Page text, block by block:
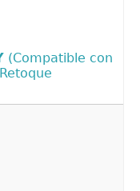
(Compatible con